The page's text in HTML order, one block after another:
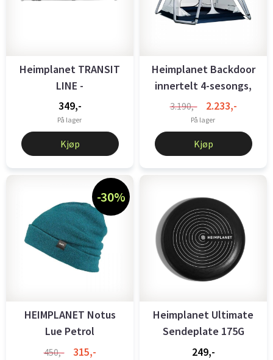
Heimplanet TRANSIT
LINE -
COMPRESSION/CARRY
...
349,-
På lager
Kjøp
Heimplanet Backdoor
innertelt 4-sesongs,
uten ...
3.190,- 2.233,-
På lager
Kjøp
-30%
HEIMPLANET Notus
Lue Petrol
450,- 315,-
Heimplanet Ultimate
Sendeplate 175G
Svart
249,-